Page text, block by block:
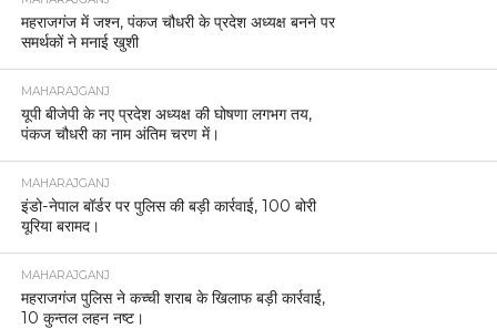
महराजगंज में जश्न, पंकज चौधरी के प्रदेश अध्यक्ष बनने पर
समर्थकों ने मनाई खुशी
MAHARAJGANJ
यूपी बीजेपी के नए प्रदेश अध्यक्ष की घोषणा लगभग तय,
पंकज चौधरी का नाम अंतिम चरण में।
MAHARAJGANJ
इंडो-नेपाल बॉर्डर पर पुलिस की बड़ी कार्रवाई, 100 बोरी
यूरिया बरामद।
MAHARAJGANJ
महराजगंज पुलिस ने कच्ची शराब के खिलाफ बड़ी कार्रवाई,
10 कुन्तल लहन नष्ट।